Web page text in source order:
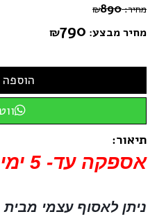
מחיר: ₪890
מחיר מבצע: ₪790
תיאור:
אספקה עד- 5 ימי עסקים
ניתן לאסוף עצמי